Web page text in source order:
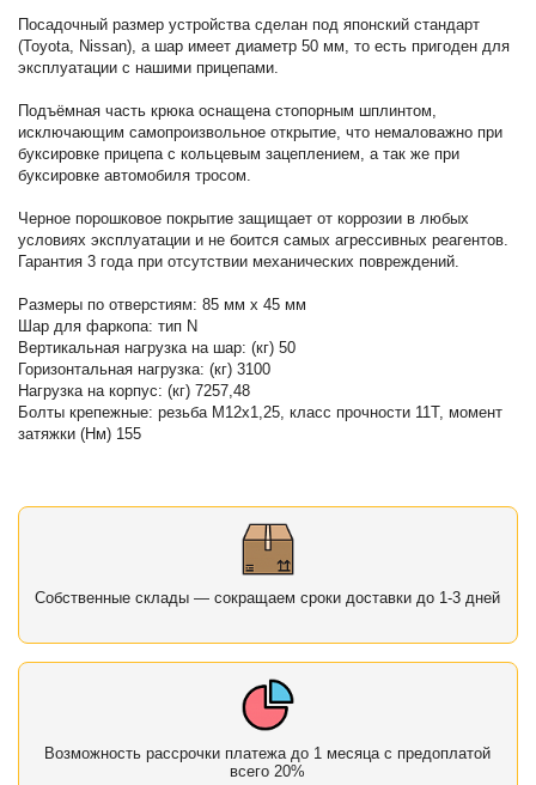
Посадочный размер устройства сделан под японский стандарт
(Toyota, Nissan), а шар имеет диаметр 50 мм, то есть пригоден для
эксплуатации с нашими прицепами.
Подъёмная часть крюка оснащена стопорным шплинтом,
исключающим самопроизвольное открытие, что немаловажно при
буксировке прицепа с кольцевым зацеплением, а так же при
буксировке автомобиля тросом.
Черное порошковое покрытие защищает от коррозии в любых
условиях эксплуатации и не боится самых агрессивных реагентов.
Гарантия 3 года при отсутствии механических повреждений.
Размеры по отверстиям: 85 мм х 45 мм
Шар для фаркопа: тип N
Вертикальная нагрузка на шар: (кг) 50
Горизонтальная нагрузка: (кг) 3100
Нагрузка на корпус: (кг) 7257,48
Болты крепежные: резьба М12х1,25, класс прочности 11Т, момент
затяжки (Нм) 155
Собственные склады — сокращаем сроки доставки до 1-3 дней
Возможность рассрочки платежа до 1 месяца с предоплатой
всего 20%